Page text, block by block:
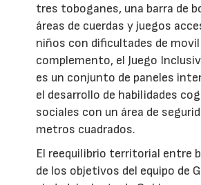
tres toboganes, una barra de
áreas de cuerdas y juegos
niños con dificultades de
complemento, el Juego
es un conjunto de paneles
el desarrollo de habilidades
sociales con un área de
metros cuadrados.
El reequilibrio territorial entre
de los objetivos del equipo de